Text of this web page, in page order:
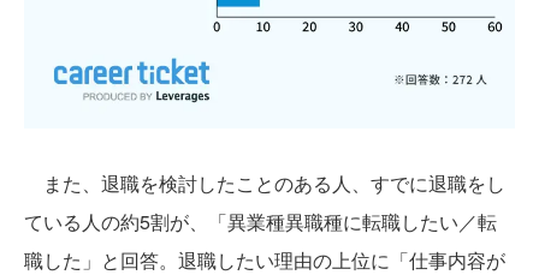
また、退職を検討したことのある人、すでに退職をし
ている人の約5割が、「異業種異職種に転職したい／転
職した」と回答。退職したい理由の上位に「仕事内容が